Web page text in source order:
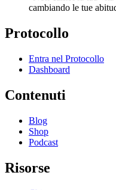
cambiando le tue
Protocollo
Entra nel Protocollo
Dashboard
Contenuti
Blog
Shop
Podcast
Risorse